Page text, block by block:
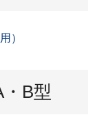
）
B型